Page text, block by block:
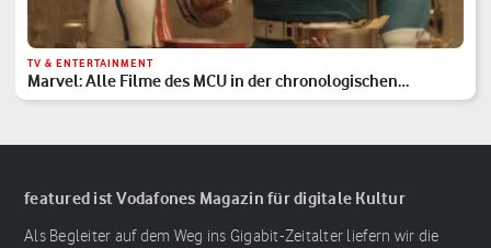
TV & ENTERTAINMENT
Marvel: Alle Filme des MCU in der chronologischen
Reihenfolge
featured ist Vodafones Magazin für digitale Kultur
Als Begleiter auf dem Weg ins Gigabit-Zeitalter liefern wir die